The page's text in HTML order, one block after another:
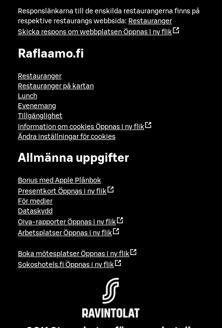
Responslänkarna till de enskilda restaurangerna finns på
respektive restaurangs webbsida: Restauranger
Skicka respons om webbplatsen Öppnas i ny flik
Raflaamo.fi
Restauranger
Restauranger på kartan
Lunch
Evenemang
Tillgänglighet
Information om cookies Öppnas i ny flik
Ändra inställningar för cookies
Allmänna uppgifter
Bonus med Apple Plånbok
Presentkort Öppnas i ny flik
För medier
Dataskydd
Oiva-rapporter Öppnas i ny flik
Arbetsplatser Öppnas i ny flik
Boka mötesplatser Öppnas i ny flik
Sokoshotels.fi Öppnas i ny flik